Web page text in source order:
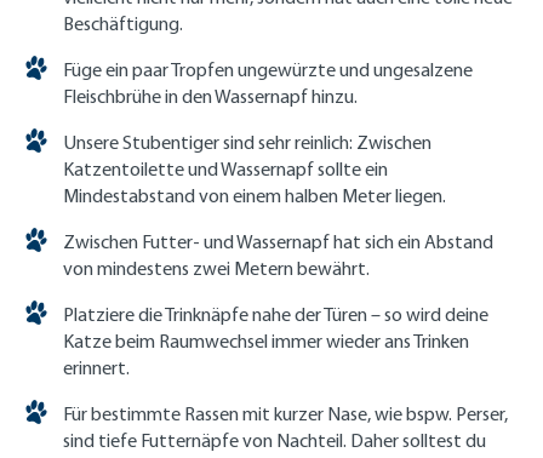
Beschäftigung.
Füge ein paar Tropfen ungewürzte und ungesalzene
Fleischbrühe in den Wassernapf hinzu.
Unsere Stubentiger sind sehr reinlich: Zwischen
Katzentoilette und Wassernapf sollte ein
Mindestabstand von einem halben Meter liegen.
Zwischen Futter- und Wassernapf hat sich ein Abstand
von mindestens zwei Metern bewährt.
Platziere die Trinknäpfe nahe der Türen – so wird deine
Katze beim Raumwechsel immer wieder ans Trinken
erinnert.
Für bestimmte Rassen mit kurzer Nase, wie bspw. Perser,
sind tiefe Futternäpfe von Nachteil. Daher solltest du